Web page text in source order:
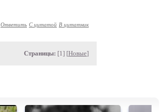
Ответить С цитатой В цитатник
Страницы: [1] [Новые]